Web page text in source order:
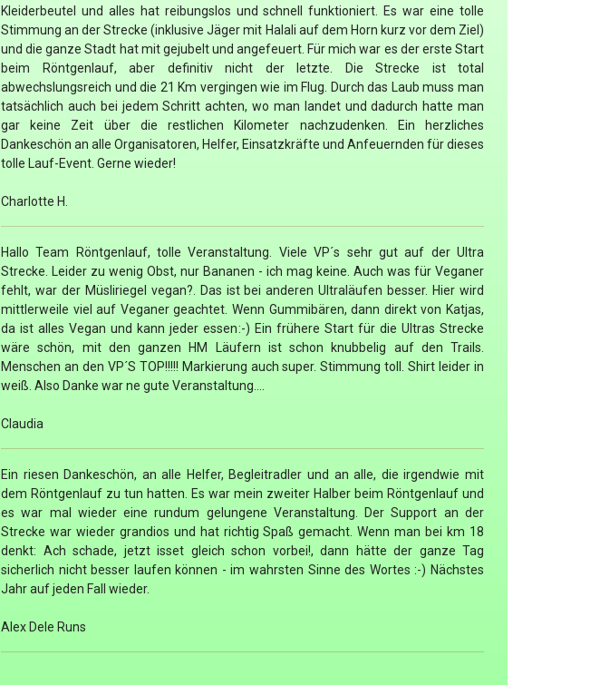
Kleiderbeutel und alles hat reibungslos und schnell funktioniert. Es war eine tolle
Stimmung an der Strecke (inklusive Jäger mit Halali auf dem Horn kurz vor dem Ziel)
und die ganze Stadt hat mit gejubelt und angefeuert. Für mich war es der erste Start
beim Röntgenlauf, aber definitiv nicht der letzte. Die Strecke ist total
abwechslungsreich und die 21 Km vergingen wie im Flug. Durch das Laub muss man
tatsächlich auch bei jedem Schritt achten, wo man landet und dadurch hatte man
gar keine Zeit über die restlichen Kilometer nachzudenken. Ein herzliches
Dankeschön an alle Organisatoren, Helfer, Einsatzkräfte und Anfeuernden für dieses
tolle Lauf-Event. Gerne wieder!
Charlotte H.
Hallo Team Röntgenlauf, tolle Veranstaltung. Viele VP´s sehr gut auf der Ultra
Strecke. Leider zu wenig Obst, nur Bananen - ich mag keine. Auch was für Veganer
fehlt, war der Müsliriegel vegan?. Das ist bei anderen Ultraläufen besser. Hier wird
mittlerweile viel auf Veganer geachtet. Wenn Gummibären, dann direkt von Katjas,
da ist alles Vegan und kann jeder essen:-) Ein frühere Start für die Ultras Strecke
wäre schön, mit den ganzen HM Läufern ist schon knubbelig auf den Trails.
Menschen an den VP´S TOP!!!!! Markierung auch super. Stimmung toll. Shirt leider in
weiß. Also Danke war ne gute Veranstaltung....
Claudia
Ein riesen Dankeschön, an alle Helfer, Begleitradler und an alle, die irgendwie mit
dem Röntgenlauf zu tun hatten. Es war mein zweiter Halber beim Röntgenlauf und
es war mal wieder eine rundum gelungene Veranstaltung. Der Support an der
Strecke war wieder grandios und hat richtig Spaß gemacht. Wenn man bei km 18
denkt: Ach schade, jetzt isset gleich schon vorbei!, dann hätte der ganze Tag
sicherlich nicht besser laufen können - im wahrsten Sinne des Wortes :-) Nächstes
Jahr auf jeden Fall wieder.
Alex Dele Runs